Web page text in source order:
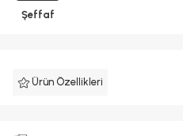
Şeffaf
Ürün Özellikleri